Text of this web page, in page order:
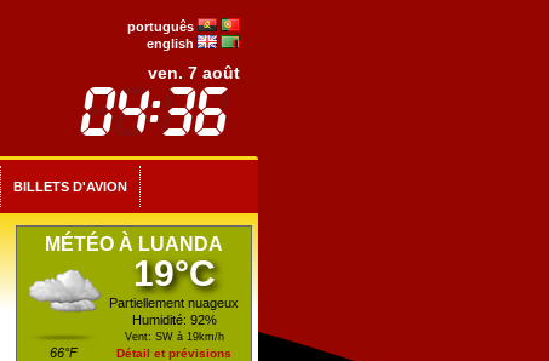
português
english
ven. 7 août
BILLETS D'AVION
MÉTÉO À LUANDA
66°F
19°C
Partiellement nuageux
Humidité: 92%
Vent: SW à 19km/h
Détail et prévisions